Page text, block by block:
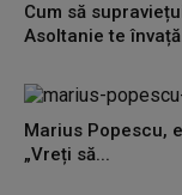
Cum să
Asoltanie te
Marius Popescu,
„Vreți să...